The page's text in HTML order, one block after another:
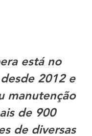
está no
2012 e
manutenção
de 900
de diversas